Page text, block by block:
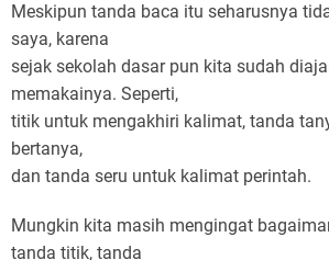
Meskipun tanda baca itu seharusnya
saya, karena
sejak sekolah dasar pun kita sudah
memakainya. Seperti,
titik untuk mengakhiri kalimat, tanda
bertanya,
dan tanda seru untuk kalimat perintah.
Mungkin kita masih mengingat
tanda titik, tanda